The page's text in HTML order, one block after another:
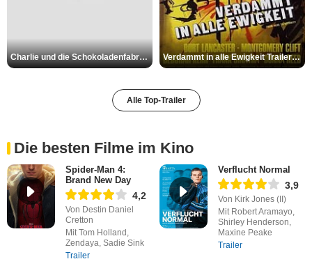
Charlie und die Schokoladenfabrik Trailer OV Verdammt in alle Ewigkeit Trailer OV
Alle Top-Trailer
Die besten Filme im Kino
Spider-Man 4:
Brand New Day
4,2
Von Destin Daniel
Cretton
Mit Tom Holland,
Zendaya, Sadie Sink
Trailer
Verflucht Normal
3,9
Von Kirk Jones (II)
Mit Robert Aramayo,
Shirley Henderson,
Maxine Peake
Trailer